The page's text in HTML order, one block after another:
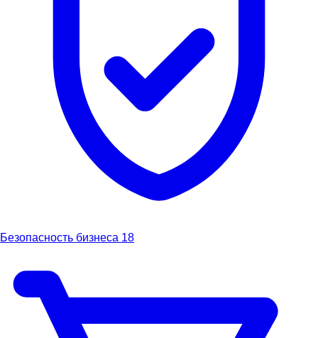
Безопасность бизнеса 18